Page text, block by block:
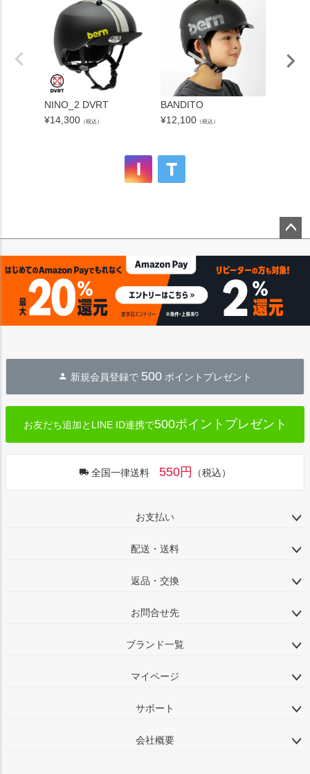
NINO_2 DVRT
¥14,300 （税込）
BANDITO
¥12,100 （税込）
ップ
新規会員登録で 500 ポイントプレゼント
お友だち追加とLINE ID連携で500ポイントプレゼント
全国一律送料 550円 （税込）
お支払い
配送・送料
返品・交換
お問合せ先
ブランド一覧
マイページ
サポート
会社概要